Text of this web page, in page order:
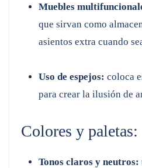
Muebles
que sirvan como
asientos extra cuando
Uso de espejos: coloca
para crear la ilusión de
Colores y paletas:
Tonos claros y neutros: